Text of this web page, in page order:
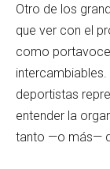
Otro de los
que ver con el
como
deportistas
entender la
tanto —o más—